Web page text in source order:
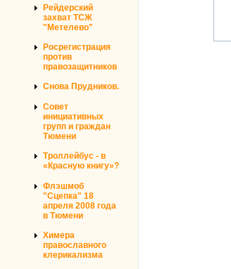
Рейдерский
захват ТСЖ
"Метелево"
Росрегистрация
против
правозащитников
Снова Прудников.
Совет
инициативных
групп и граждан
Тюмени
Троллейбус - в
«Красную книгу»?
Флэшмоб
"Сцепка" 18
апреля 2008 года
в Тюмени
Химера
православного
клерикализма